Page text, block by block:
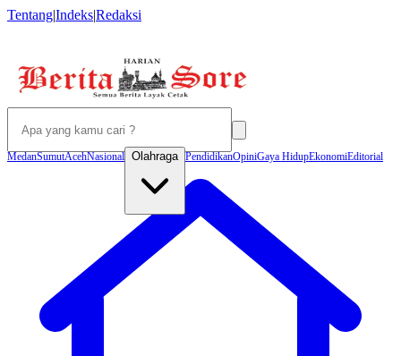
Tentang|Indeks|Redaksi
MedanSumutAcehNasional Olahraga PendidikanOpiniGaya HidupEkonomiEditorial